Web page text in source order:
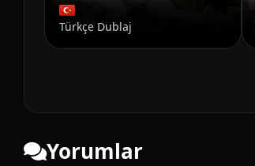
Türkçe Dublaj
Yorumlar